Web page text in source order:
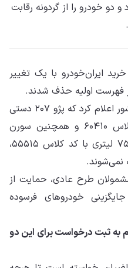
دو خودرو را از گردونه رقابت
ایران‌خودرو با یک تغییر
فهرست اولیه حذف شدند.
به‌گزارش پدال، خودروساز بزرگ کشور اعلام کرد که پژو ۲۰۷ دستی
TU۵P سقف شیشه‌ای با کد کلاس ۶۰۴۱۰ و همچنین سورن
پلاس EF۷ دوگانه‌سوز با مخزن ۷۵ لیتری با کد کلاس ۵۵۵۱۵،
نمی‌شوند.
طرح عادی، حمایت از
خودروهای فرسوده
به ثبت درخواست برای این دو